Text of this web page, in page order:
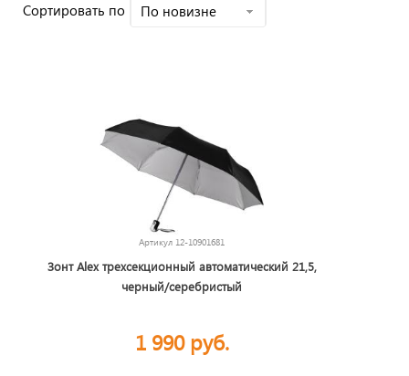
Cортировать по По новизне
Артикул 12-10901681
Зонт Alex трехсекционный автоматический 21,5,
черный/серебристый
1 990 руб.